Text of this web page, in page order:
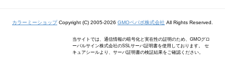
カラーミーショップCopyright (C) 2005-2026 GMOペパボ株式会社 All Rights Reserved.
当サイトでは、通信情報の暗号化と実在性の証明のため、GMOグロ
ーバルサイン株式会社のSSLサーバ証明書を使用しております。 セ
キュアシールより、サーバ証明書の検証結果をご確認ください。